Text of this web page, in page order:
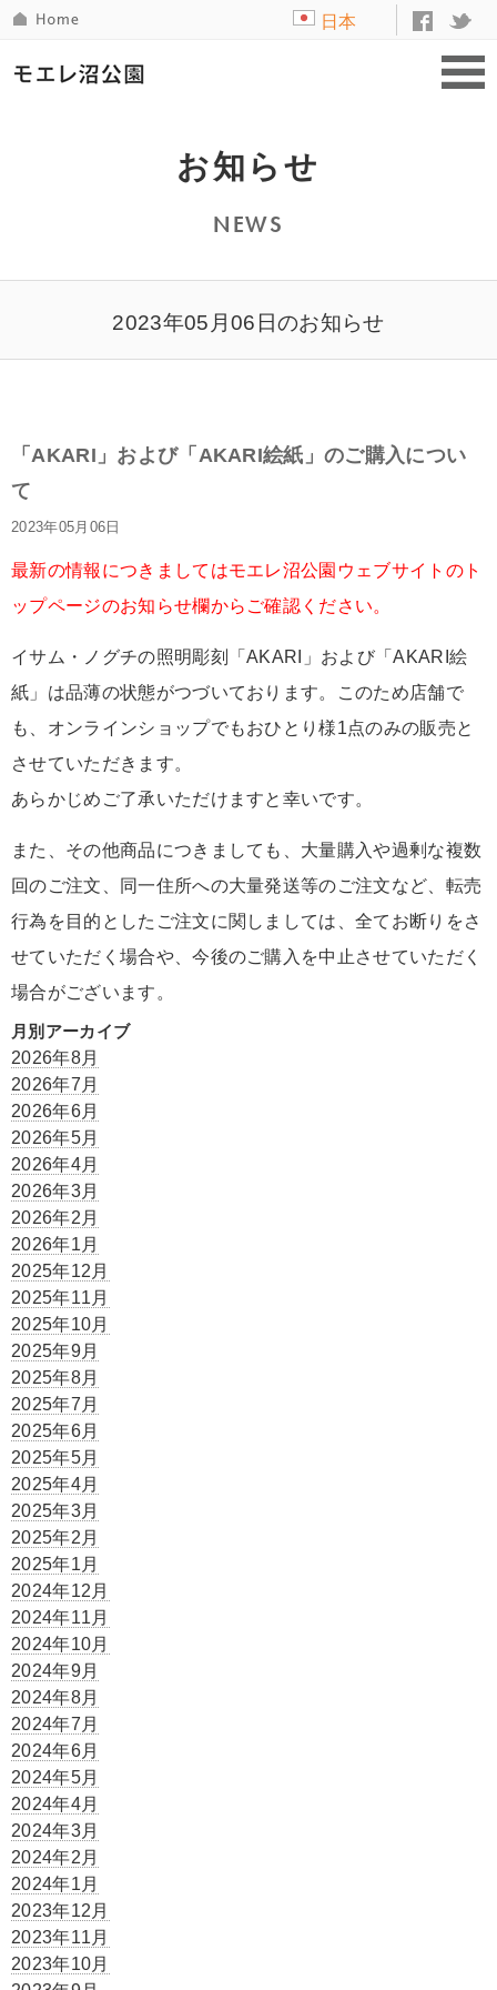
日本
お知らせ
NEWS
2023年05月06日のお知らせ
「AKARI」および「AKARI絵紙」のご購入につい
て
2023年05月06日
最新の情報につきましてはモエレ沼公園ウェブサイトのト
ップページのお知らせ欄からご確認ください。
イサム・ノグチの照明彫刻「AKARI」および「AKARI絵
紙」は品薄の状態がつづいております。このため店舗で
も、オンラインショップでもおひとり様1点のみの販売と
させていただきます。
あらかじめご了承いただけますと幸いです。
また、その他商品につきましても、大量購入や過剰な複数
回のご注文、同一住所への大量発送等のご注文など、転売
行為を目的としたご注文に関しましては、全てお断りをさ
せていただく場合や、今後のご購入を中止させていただく
場合がございます。
月別アーカイブ
2026年8月
2026年7月
2026年6月
2026年5月
2026年4月
2026年3月
2026年2月
2026年1月
2025年12月
2025年11月
2025年10月
2025年9月
2025年8月
2025年7月
2025年6月
2025年5月
2025年4月
2025年3月
2025年2月
2025年1月
2024年12月
2024年11月
2024年10月
2024年9月
2024年8月
2024年7月
2024年6月
2024年5月
2024年4月
2024年3月
2024年2月
2024年1月
2023年12月
2023年11月
2023年10月